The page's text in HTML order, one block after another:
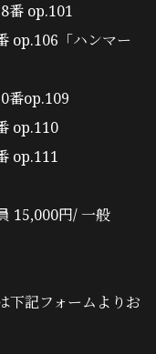
番 op.101
op.106「ハンマー
番op.109
op.110
op.111
15,000円/ 一般
下記フォームよりお